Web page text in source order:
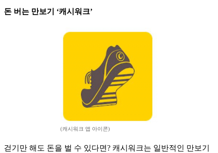
돈 버는 만보기 ‘캐시워크’
(캐시워크 앱 아이콘)
걷기만 해도 돈을 벌 수 있다면? 캐시워크는 일반적인 만보기